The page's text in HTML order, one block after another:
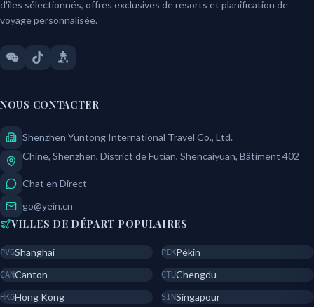
d'îles sélectionnés, offres exclusives de resorts et planification de
voyage personnalisée.
NOUS CONTACTER
Shenzhen Yuntong International Travel Co., Ltd.
Chine, Shenzhen, District de Futian, Shencaiyuan, Bâtiment 402
Chat en Direct
go@yein.cn
VILLES DE DÉPART POPULAIRES
PVGShanghai PEKPékin
CANCanton CTUChengdu
HKGHong Kong SINSingapour